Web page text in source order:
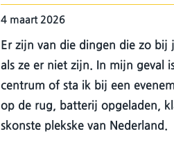
4 maart 2026
Er zijn van die dingen die zo
als ze er niet zijn. In mijn geval
centrum of sta ik bij een
op de rug, batterij opgeladen,
skonste plekske van Nederland.